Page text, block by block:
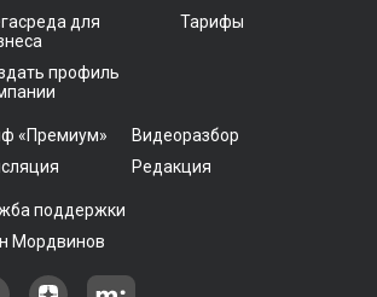
для
Тарифы
профиль
«Премиум»
Видеоразбор
Редакция
поддержки
Мордвинов
ВКонтактена Одноклассники[
Наша группа в Telegram
наш профиль на Дзен
Наш аккаунт на Мегасреде